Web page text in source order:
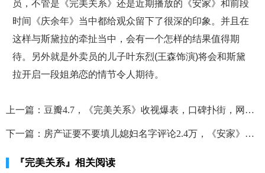
员，不管是《完美关系》还是近期播放的《安家》和前段
时间《庆余年》当中都给观众留下了很深的印象。并且在
这样与斯黛拉的牵扯当中，会有一个怎样的结果值得期
待。另外就是外卖员的儿子叶东烈(王森饰演)将会和斯黛
拉开启一段姐弟恋的情节令人期待。
上一篇： 豆瓣4.7，《完美关系》收视爆表，口碑扑街，网友：1集弃
下一篇： 房产证要不要填儿媳妇名字评论2.4万，《安家》这段戏足够真实
『完美关系』相关阅读